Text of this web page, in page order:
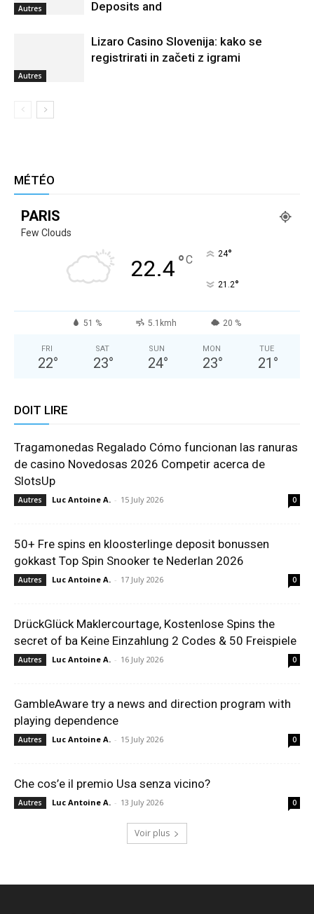
Autres Deposits and
Autres
Lizaro Casino Slovenija: kako se
registrirati in začeti z igrami
MÉTÉO
PARIS
Few Clouds
22.4°C 24°
21.2°
51 % 5.1kmh 20 %
FRI
22°
SAT
23°
SUN
24°
MON
23°
TUE
21 °
DOIT LIRE
Tragamonedas Regalado Cómo funcionan las ranuras
de casino Novedosas 2026 Competir acerca de
SlotsUp
Autres Luc Antoine A. - 15 July 2026 0
50+ Fre spins en kloosterlinge deposit bonussen
gokkast Top Spin Snooker te Nederlan 2026
Autres Luc Antoine A. - 17 July 2026 0
DrückGlück Maklercourtage, Kostenlose Spins the
secret of ba Keine Einzahlung 2 Codes & 50 Freispiele
Autres Luc Antoine A. - 16 July 2026 0
GambleAware try a news and direction program with
playing dependence
Autres Luc Antoine A. - 15 July 2026 0
Che cos’e il premio Usa senza vicino?
Autres Luc Antoine A. - 13 July 2026 0
Voir plus